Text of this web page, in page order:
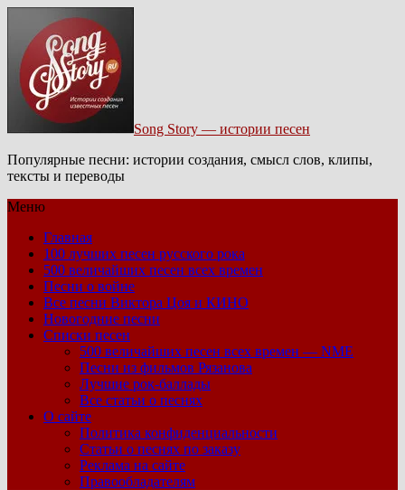
Song Story — истории песен
Популярные песни: истории создания, смысл слов, клипы,
тексты и переводы
Меню
Главная
100 лучших песен русского рока
500 величайших песен всех времен
Песни о войне
Все песни Виктора Цоя и КИНО
Новогодние песни
Списки песен
500 величайших песен всех времен — NME
Песни из фильмов Рязанова
Лучшие рок-баллады
Все статьи о песнях
О сайте
Политика конфиденциальности
Статьи о песнях по заказу
Реклама на сайте
Правообладателям